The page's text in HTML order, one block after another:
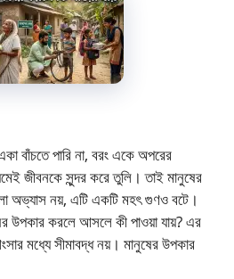
বাঁচতে পারি না, বরং একে অপরের
জীবনকে সুন্দর করে তুলি। তাই মানুষের
অভ্যাস নয়, এটি একটি মহৎ গুণও বটে।
উপকার করলে আসলে কী পাওয়া যায়? এর
মধ্যে সীমাবদ্ধ নয়। মানুষের উপকার